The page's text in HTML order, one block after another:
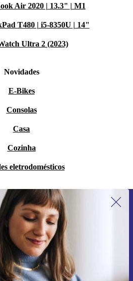
Air 2020 | 13.3" | M1
T480 | i5-8350U | 14"
Ultra 2 (2023)
Novidades
E-Bikes
Consolas
Casa
Cozinha
eletrodomésticos
a nossa newsletter pela
vez e poupa 15€!
mais nenhuma oferta.